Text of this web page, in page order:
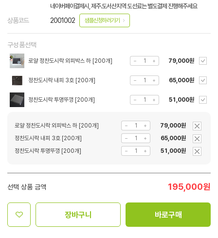
네이버페이결제시, 제주.도서산지역 도선료는 별도결제 진행해주세요
상품코드 2001002 샘플신청하러가기
구성품선택
로얄 정찬도시락 외피박스 하 [200개] 79,000원
정찬도시락 내피 3호 [200개] 65,000원
정찬도시락 투명뚜껑 [200개] 51,000원
로얄 정찬도시락 외피박스 하 [200개]
79,000원
정찬도시락 내피 3호 [200개]
65,000원
정찬도시락 투명뚜껑 [200개]
51,000원
선택 상품 금액 195,000원
장바구니 바로구매